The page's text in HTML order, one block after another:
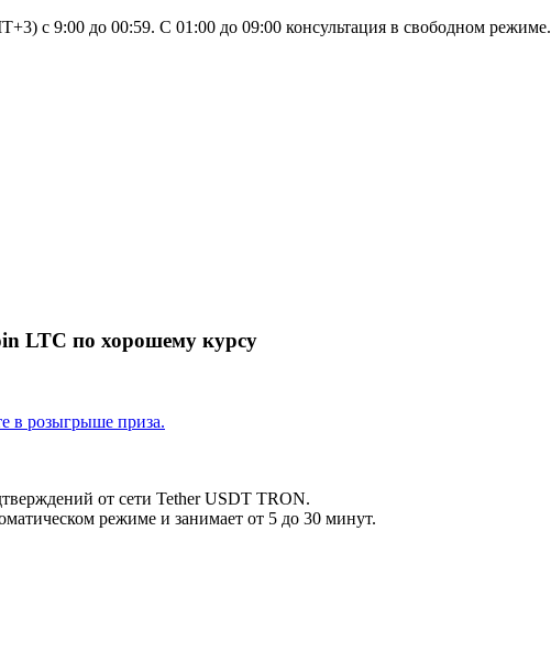
c 9:00 до 00:59. С 01:00 до 09:00 консультация в свободном режиме.
LTC по хорошему курсу
в розыгрыше приза.
от сети Tether USDT TRON.
режиме и занимает от 5 до 30 минут.